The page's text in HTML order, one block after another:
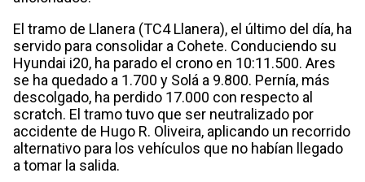
El tramo de Llanera (TC4 Llanera), el último del día, ha
servido para consolidar a Cohete. Conduciendo su
Hyundai i20, ha parado el crono en 10:11.500. Ares
se ha quedado a 1.700 y Solá a 9.800. Pernía, más
descolgado, ha perdido 17.000 con respecto al
scratch. El tramo tuvo que ser neutralizado por
accidente de Hugo R. Oliveira, aplicando un recorrido
alternativo para los vehículos que no habían llegado
a tomar la salida.